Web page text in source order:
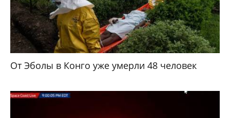
От Эболы в Конго уже умерли 48 человек